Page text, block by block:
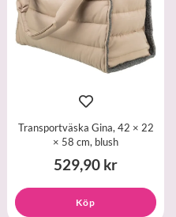
Transportväska Gina, 42 × 22
× 58 cm, blush
529,90 kr
Köp